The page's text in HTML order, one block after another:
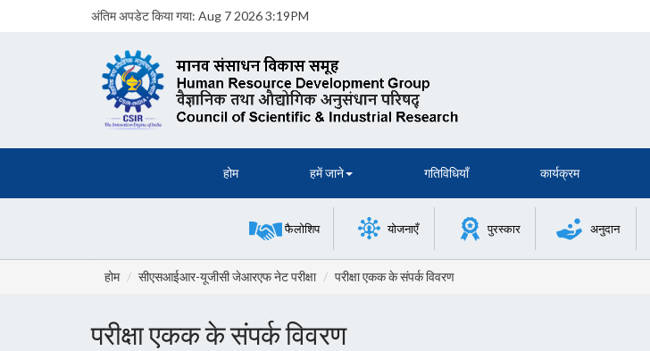
अंतिम अपडेट किया गया: Aug 7 2026 3:19PM
होम हमें जाने गतिविधियाँ कार्यक्रम
फैलोशिप योजनाएँ पुरस्कार अनुदान
होम सीएसआईआर-यूजीसी जेआरएफ नेट परीक्षा परीक्षा एकक के संपर्क विवरण
परीक्षा एकक के संपर्क विवरण